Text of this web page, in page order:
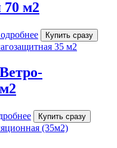
70 м2
Купить сразу
Купить сразу